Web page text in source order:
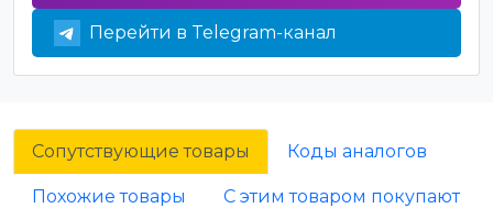
Перейти в Telegram-канал
Сопутствующие товары Коды аналогов
Похожие товары С этим товаром покупают